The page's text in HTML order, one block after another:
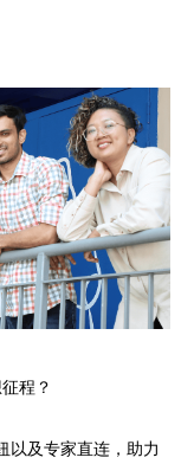
程？
以及专家直连，助力